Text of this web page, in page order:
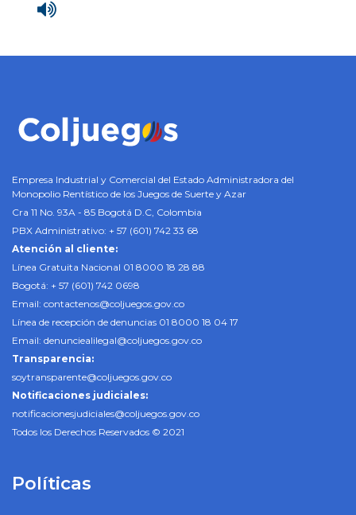
Empresa Industrial y Comercial del Estado Administradora del
Monopolio Rentístico de los Juegos de Suerte y Azar
Cra 11 No. 93A - 85 Bogotá D.C, Colombia
PBX Administrativo: + 57 (601) 742 33 68
Atención al cliente:
Línea Gratuita Nacional 01 8000 18 28 88
Bogotá: + 57 (601) 742 0698
Email: contactenos@coljuegos.gov.co
Línea de recepción de denuncias 01 8000 18 04 17
Email: denunciealilegal@coljuegos.gov.co
Transparencia:
soytransparente@coljuegos.gov.co
Notificaciones judiciales:
notificacionesjudiciales@coljuegos.gov.co
Todos los Derechos Reservados © 2021
Políticas